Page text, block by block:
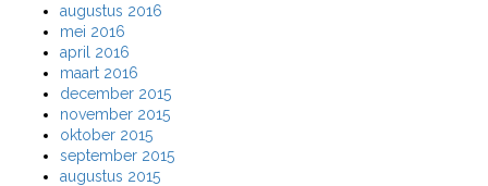
augustus 2016
mei 2016
april 2016
maart 2016
december 2015
november 2015
oktober 2015
september 2015
augustus 2015